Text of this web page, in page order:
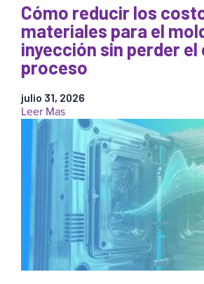
Cómo reducir los
materiales para el
inyección sin perder
proceso
julio 31, 2026
Leer Mas:
Cómo
reducir
los
costos
de
materiales
para
el
moldeo
por